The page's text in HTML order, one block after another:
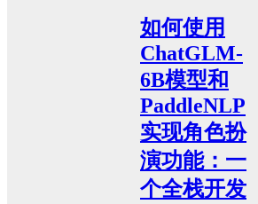
如何使用
ChatGLM-
6B模型和
PaddleNLP
实现角色扮
演功能：一
个全栈开发